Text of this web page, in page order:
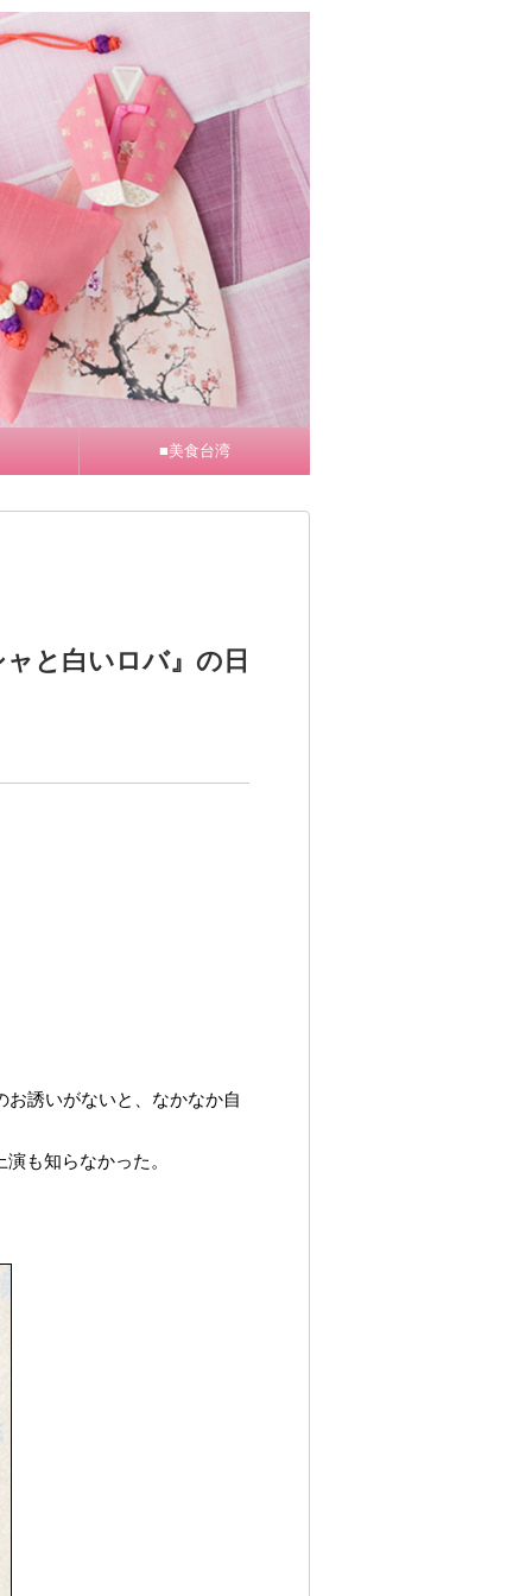
■美食台湾
と白いロバ』の日
誘いがないと、なかなか自
も知らなかった。